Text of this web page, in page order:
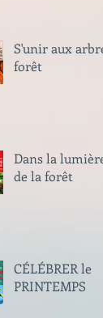
S'unir aux
forêt
Dans la
de la forêt
CÉLÉBRER le
PRINTEMPS